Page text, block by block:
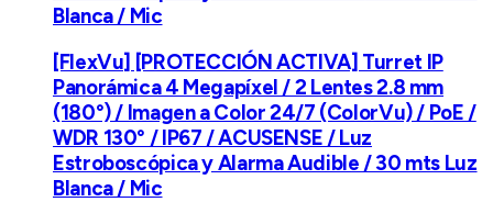
Blanca / Mic
[FlexVu] [PROTECCIÓN ACTIVA] Turret IP
Panorámica 4 Megapíxel / 2 Lentes 2.8 mm
(180°) / Imagen a Color 24/7 (ColorVu) / PoE /
WDR 130° / IP67 / ACUSENSE / Luz
Estroboscópica y Alarma Audible / 30 mts Luz
Blanca / Mic